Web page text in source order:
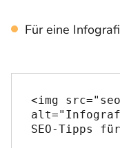
Für eine
<img
SEO-Tipps